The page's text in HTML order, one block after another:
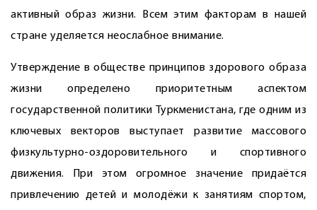
активный образ жизни. Всем этим факторам в нашей
стране уделяется неослабное внимание.
Утверждение в обществе принципов здорового образа
жизни определено приоритетным аспектом
государственной политики Туркменистана, где одним из
ключевых векторов выступает развитие массового
физкультурно-оздоровительного и спортивного
движения. При этом огромное значение придаётся
привлечению детей и молодёжи к занятиям спортом,